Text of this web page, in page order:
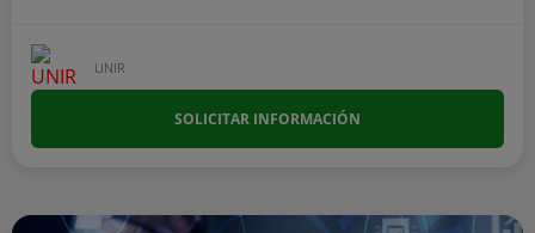
UNIR
SOLICITAR INFORMACIÓN